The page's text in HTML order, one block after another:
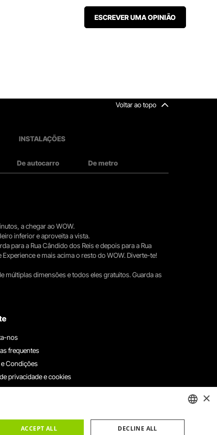
ESCREVER UMA OPINIÃO
Voltar ao topo
INSTALAÇÕES
De autocarro De metro
a chegar ao WOW.
inferior e aproveita a vista.
para a Rua Cândido dos Reis e depois para a Rua
e mais acima o resto do WOW. Diverte-te!
múltiplas dimensões e todos eles gratuitos. Guarda as
nos
frequentes
Condições
privacidade e cookies
connosco
×
ACCEPT ALL DECLINE ALL